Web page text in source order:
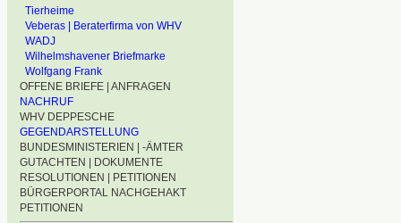
Tierheime
Veberas | Beraterfirma von WHV
WADJ
Wilhelmshavener Briefmarke
Wolfgang Frank
OFFENE BRIEFE | ANFRAGEN
NACHRUF
WHV DEPPESCHE
GEGENDARSTELLUNG
BUNDESMINISTERIEN | -ÄMTER
GUTACHTEN | DOKUMENTE
RESOLUTIONEN | PETITIONEN
BÜRGERPORTAL NACHGEHAKT
PETITIONEN